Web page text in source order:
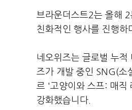
브라운더스트2는 올해
친화적인 행사를 진행하
네오위즈는 글로벌 누
즈가 개발 중인 SNG(소
르 '고양이와 스프: 매직
강화했습니다.